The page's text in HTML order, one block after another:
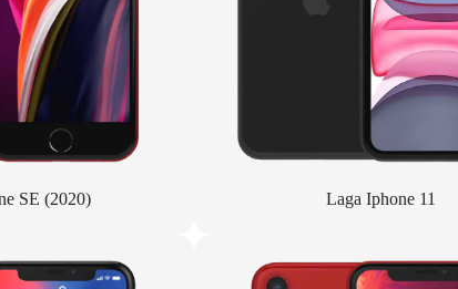
SE (2020) Laga Iphone 11